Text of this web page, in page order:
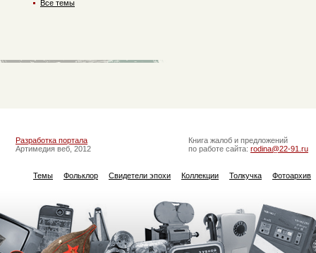
Все темы
Разработка портала
Артимедия веб, 2012
Книга жалоб и предложений
по работе сайта: rodina@22-91.ru
Темы Фольклор Свидетели эпохи Коллекции Толкучка Фотоархив